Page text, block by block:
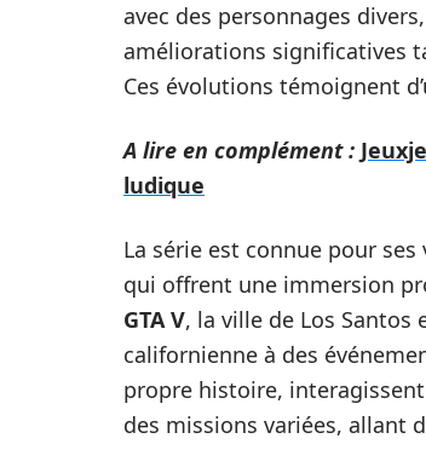
avec des personnages
améliorations significatives
Ces évolutions témoignent
A lire en complément :
ludique
La série est connue pour
qui offrent une immersion
GTA V, la ville de Los
californienne à des
propre histoire,
des missions variées, allant